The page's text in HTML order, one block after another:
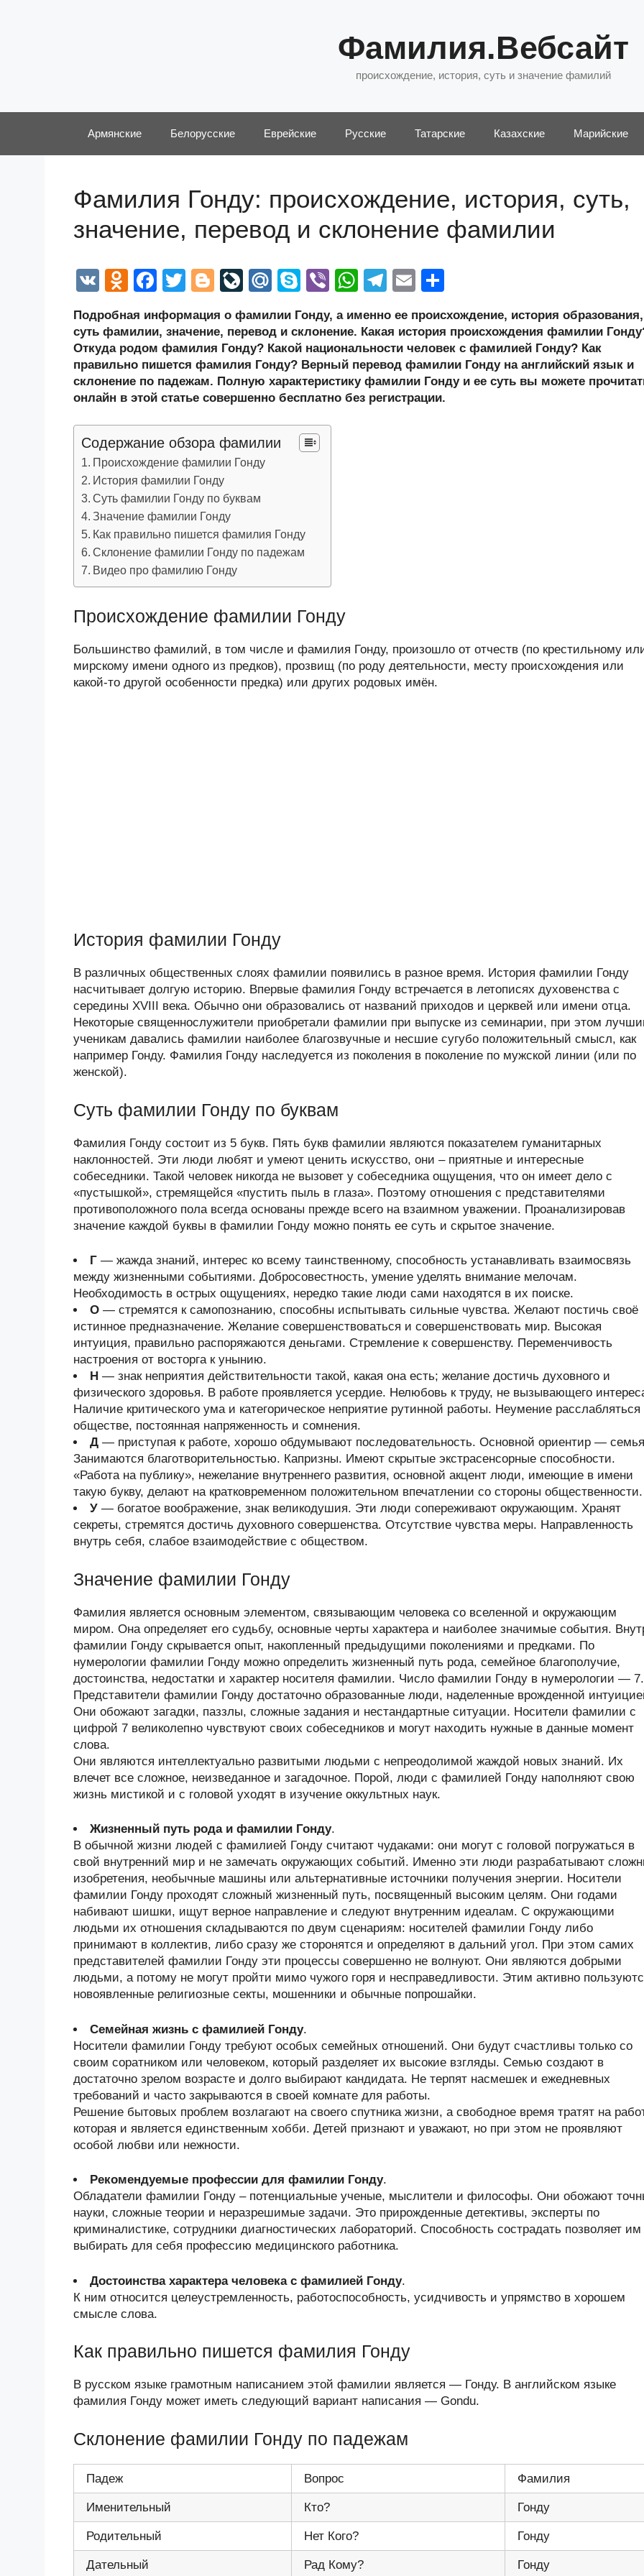
Фамилия.Вебсайт
происхождение, история, суть и значение фамилий
Армянские Белорусские Еврейские Русские Татарские Казахские Марийские
Фамилия Гонду: происхождение, история, суть,
значение, перевод и склонение фамилии
V
O
n
o
kl
a
ss
ni
ki
F
c
e
b
o
o
k
T
tt
er
Bl
g
g
er
Li
e
J
o
ur
n
al
M
.R
u
S
p
e
Vi
er
W
at
s
A
p
T
e
gr
a
m
E
ail р
а
в
и
Подробная информация о фамилии Гонду, а именно ее происхождение, история образования,
суть фамилии, значение, перевод и склонение. Какая история происхождения фамилии
Откуда родом фамилия Гонду? Какой национальности человек с фамилией Гонду? Как
правильно пишется фамилия Гонду? Верный перевод фамилии Гонду на английский язык и
склонение по падежам. Полную характеристику фамилии Гонду и ее суть вы можете
онлайн в этой статье совершенно бесплатно без регистрации.
Содержание обзора фамилии
Происхождение фамилии Гонду
История фамилии Гонду
Суть фамилии Гонду по буквам
Значение фамилии Гонду
Как правильно пишется фамилия Гонду
Склонение фамилии Гонду по падежам
Видео про фамилию Гонду
Происхождение фамилии Гонду
Большинство фамилий, в том числе и фамилия Гонду, произошло от отчеств (по крестильному
мирскому имени одного из предков), прозвищ (по роду деятельности, месту происхождения или
какой-то другой особенности предка) или других родовых имён.
История фамилии Гонду
В различных общественных слоях фамилии появились в разное время. История фамилии Гонду
насчитывает долгую историю. Впервые фамилия Гонду встречается в летописях духовенства с
середины XVIII века. Обычно они образовались от названий приходов и церквей или имени отца.
Некоторые священнослужители приобретали фамилии при выпуске из семинарии, при этом
ученикам давались фамилии наиболее благозвучные и несшие сугубо положительный смысл, как
например Гонду. Фамилия Гонду наследуется из поколения в поколение по мужской линии (или по
женской).
Суть фамилии Гонду по буквам
Фамилия Гонду состоит из 5 букв. Пять букв фамилии являются показателем гуманитарных
наклонностей. Эти люди любят и умеют ценить искусство, они – приятные и интересные
собеседники. Такой человек никогда не вызовет у собеседника ощущения, что он имеет дело с
«пустышкой», стремящейся «пустить пыль в глаза». Поэтому отношения с представителями
противоположного пола всегда основаны прежде всего на взаимном уважении. Проанализировав
значение каждой буквы в фамилии Гонду можно понять ее суть и скрытое значение.
Г — жажда знаний, интерес ко всему таинственному, способность устанавливать взаимосвязь
между жизненными событиями. Добросовестность, умение уделять внимание мелочам.
Необходимость в острых ощущениях, нередко такие люди сами находятся в их поиске.
О — стремятся к самопознанию, способны испытывать сильные чувства. Желают постичь своё
истинное предназначение. Желание совершенствоваться и совершенствовать мир. Высокая
интуиция, правильно распоряжаются деньгами. Стремление к совершенству. Переменчивость
настроения от восторга к унынию.
Н — знак неприятия действительности такой, какая она есть; желание достичь духовного и
физического здоровья. В работе проявляется усердие. Нелюбовь к труду, не вызывающего
Наличие критического ума и категорическое неприятие рутинной работы. Неумение расслабляться
обществе, постоянная напряженность и сомнения.
Д — приступая к работе, хорошо обдумывают последовательность. Основной ориентир —
Занимаются благотворительностью. Капризны. Имеют скрытые экстрасенсорные способности.
«Работа на публику», нежелание внутреннего развития, основной акцент люди, имеющие в имени
такую букву, делают на кратковременном положительном впечатлении со стороны общественности.
У — богатое воображение, знак великодушия. Эти люди сопереживают окружающим. Хранят
секреты, стремятся достичь духовного совершенства. Отсутствие чувства меры. Направленность
внутрь себя, слабое взаимодействие с обществом.
Значение фамилии Гонду
Фамилия является основным элементом, связывающим человека со вселенной и окружающим
миром. Она определяет его судьбу, основные черты характера и наиболее значимые события.
фамилии Гонду скрывается опыт, накопленный предыдущими поколениями и предками. По
нумерологии фамилии Гонду можно определить жизненный путь рода, семейное благополучие,
достоинства, недостатки и характер носителя фамилии. Число фамилии Гонду в нумерологии — 7.
Представители фамилии Гонду достаточно образованные люди, наделенные врожденной
Они обожают загадки, паззлы, сложные задания и нестандартные ситуации. Носители фамилии с
цифрой 7 великолепно чувствуют своих собеседников и могут находить нужные в данные момент
слова.
Они являются интеллектуально развитыми людьми с непреодолимой жаждой новых знаний. Их
влечет все сложное, неизведанное и загадочное. Порой, люди с фамилией Гонду наполняют свою
жизнь мистикой и с головой уходят в изучение оккультных наук.
Жизненный путь рода и фамилии Гонду.
В обычной жизни людей с фамилией Гонду считают чудаками: они могут с головой погружаться в
свой внутренний мир и не замечать окружающих событий. Именно эти люди разрабатывают
изобретения, необычные машины или альтернативные источники получения энергии. Носители
фамилии Гонду проходят сложный жизненный путь, посвященный высоким целям. Они годами
набивают шишки, ищут верное направление и следуют внутренним идеалам. С окружающими
людьми их отношения складываются по двум сценариям: носителей фамилии Гонду либо
принимают в коллектив, либо сразу же сторонятся и определяют в дальний угол. При этом самих
представителей фамилии Гонду эти процессы совершенно не волнуют. Они являются добрыми
людьми, а потому не могут пройти мимо чужого горя и несправедливости. Этим активно
новоявленные религиозные секты, мошенники и обычные попрошайки.
Семейная жизнь с фамилией Гонду.
Носители фамилии Гонду требуют особых семейных отношений. Они будут счастливы только со
своим соратником или человеком, который разделяет их высокие взгляды. Семью создают в
достаточно зрелом возрасте и долго выбирают кандидата. Не терпят насмешек и ежедневных
требований и часто закрываются в своей комнате для работы.
Решение бытовых проблем возлагают на своего спутника жизни, а свободное время тратят на
которая и является единственным хобби. Детей признают и уважают, но при этом не проявляют
особой любви или нежности.
Рекомендуемые профессии для фамилии Гонду.
Обладатели фамилии Гонду – потенциальные ученые, мыслители и философы. Они обожают
науки, сложные теории и неразрешимые задачи. Это прирожденные детективы, эксперты по
криминалистике, сотрудники диагностических лабораторий. Способность сострадать позволяет им
выбирать для себя профессию медицинского работника.
Достоинства характера человека с фамилией Гонду.
К ним относится целеустремленность, работоспособность, усидчивость и упрямство в хорошем
смысле слова.
Как правильно пишется фамилия Гонду
В русском языке грамотным написанием этой фамилии является — Гонду. В английском языке
фамилия Гонду может иметь следующий вариант написания — Gondu.
Склонение фамилии Гонду по падежам
Падеж Вопрос Фамилия
Именительный Кто? Гонду
Родительный Нет Кого? Гонду
Дательный Рад Кому? Гонду